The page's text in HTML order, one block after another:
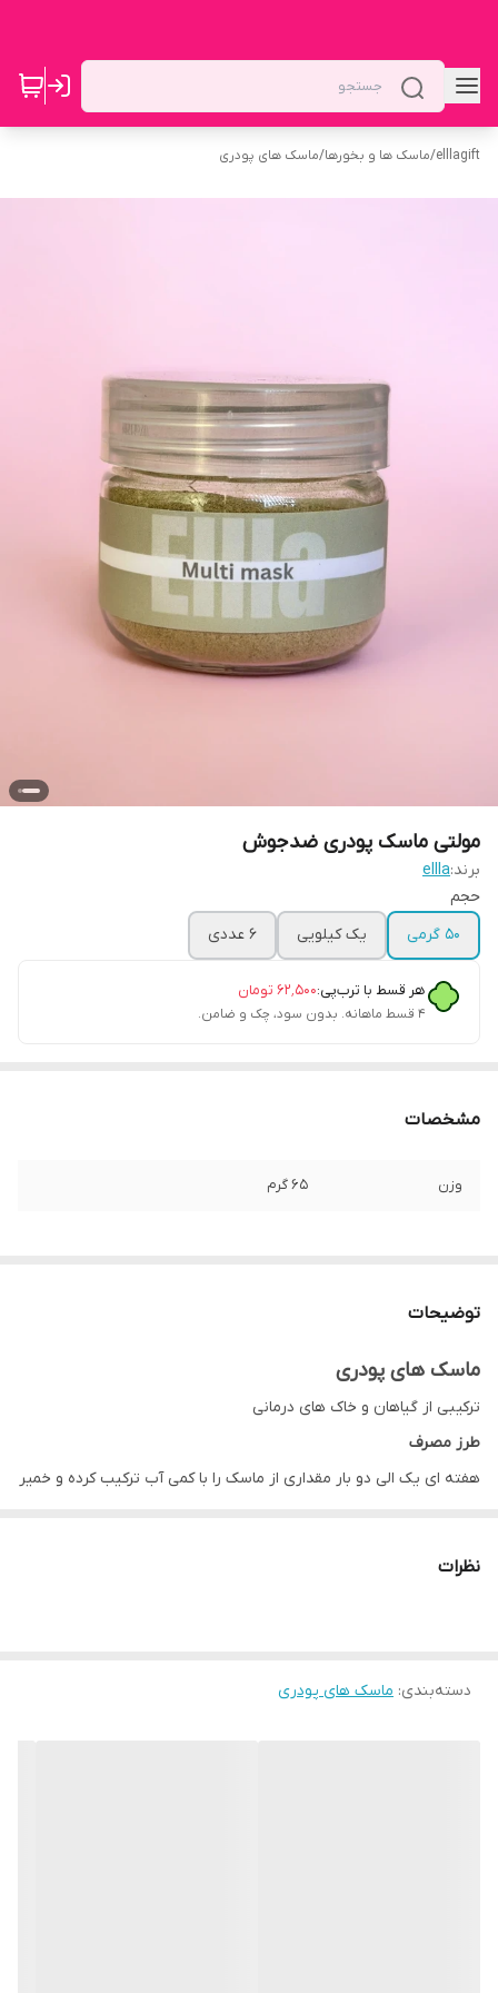
elllagift
/ماسک ها و بخورها/ماسک های پودری
مولتی ماسک پودری ضدجوش
برند:ellla
حجم
۵۰ گرمی
یک کیلویی 6 عددی
هر قسط با ترب‌پی:۶۲٬۵۰۰ تومان
۴ قسط ماهانه. بدون سود، چک و ضامن.
مشخصات
وزن ۶۵ گرم
توضیحات
ماسک های پودری
ترکیبی از گیاهان و خاک های درمانی
طرز مصرف
هفته ای یک الی دو بار مقداری از ماسک را با کمی آب ترکیب کرده و خمیر
نکته
نظرات
دسته‌بندی: ماسک های پودری